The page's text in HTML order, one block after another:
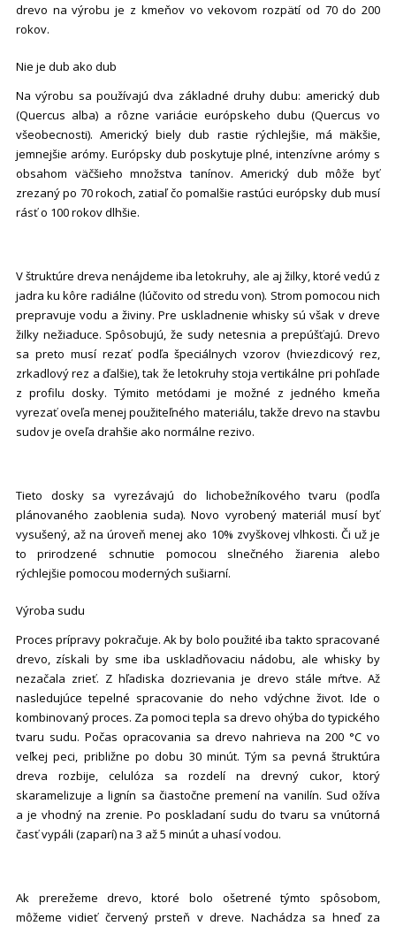
drevo na výrobu je z kmeňov vo vekovom rozpätí od 70 do 200
rokov.
Nie je dub ako dub
Na výrobu sa používajú dva základné druhy dubu: americký dub
(Quercus alba) a rôzne variácie európskeho dubu (Quercus vo
všeobecnosti). Americký biely dub rastie rýchlejšie, má mäkšie,
jemnejšie arómy. Európsky dub poskytuje plné, intenzívne arómy s
obsahom väčšieho množstva tanínov. Americký dub môže byť
zrezaný po 70 rokoch, zatiaľ čo pomalšie rastúci európsky dub musí
rásť o 100 rokov dlhšie.
V štruktúre dreva nenájdeme iba letokruhy, ale aj žilky, ktoré vedú z
jadra ku kôre radiálne (lúčovito od stredu von). Strom pomocou nich
prepravuje vodu a živiny. Pre uskladnenie whisky sú však v dreve
žilky nežiaduce. Spôsobujú, že sudy netesnia a prepúšťajú. Drevo
sa preto musí rezať podľa špeciálnych vzorov (hviezdicový rez,
zrkadlový rez a ďalšie), tak že letokruhy stoja vertikálne pri pohľade
z profilu dosky. Týmito metódami je možné z jedného kmeňa
vyrezať oveľa menej použiteľného materiálu, takže drevo na stavbu
sudov je oveľa drahšie ako normálne rezivo.
Tieto dosky sa vyrezávajú do lichobežníkového tvaru (podľa
plánovaného zaoblenia suda). Novo vyrobený materiál musí byť
vysušený, až na úroveň menej ako 10% zvyškovej vlhkosti. Či už je
to prirodzené schnutie pomocou slnečného žiarenia alebo
rýchlejšie pomocou moderných sušiarní.
Výroba sudu
Proces prípravy pokračuje. Ak by bolo použité iba takto spracované
drevo, získali by sme iba uskladňovaciu nádobu, ale whisky by
nezačala zrieť. Z hľadiska dozrievania je drevo stále mŕtve. Až
nasledujúce tepelné spracovanie do neho vdýchne život. Ide o
kombinovaný proces. Za pomoci tepla sa drevo ohýba do typického
tvaru sudu. Počas opracovania sa drevo nahrieva na 200 °C vo
veľkej peci, približne po dobu 30 minút. Tým sa pevná štruktúra
dreva rozbije, celulóza sa rozdelí na drevný cukor, ktorý
skaramelizuje a lignín sa čiastočne premení na vanilín. Sud ožíva
a je vhodný na zrenie. Po poskladaní sudu do tvaru sa vnútorná
časť vypáli (zaparí) na 3 až 5 minút a uhasí vodou.
Ak prerežeme drevo, ktoré bolo ošetrené týmto spôsobom,
môžeme vidieť červený prsteň v dreve. Nachádza sa hneď za